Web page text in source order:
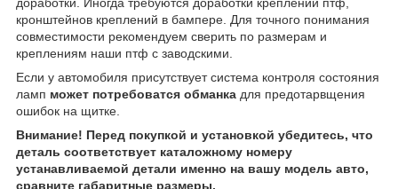
кронштейнов креплений в бампере. Для точного понимания
совместимости рекомендуем сверить по размерам и
креплениям наши птф с заводскими.
Если у автомобиля присутствует система контроля состояния
ламп может потребоватся обманка для предотарвщения
ошибок на щитке.
Внимание! Перед покупкой и установкой убедитесь, что
деталь соответствует каталожному номеру
устанавливаемой детали именно на вашу модель авто,
сравните габаритные размеры.